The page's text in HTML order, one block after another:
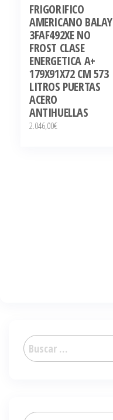
FRIGORIFICO
AMERICANO BALAY
3FAF492XE NO
FROST CLASE
ENERGETICA A+
179X91X72 CM 573
LITROS PUERTAS
ACERO
ANTIHUELLAS
2.046,00€
Buscar: